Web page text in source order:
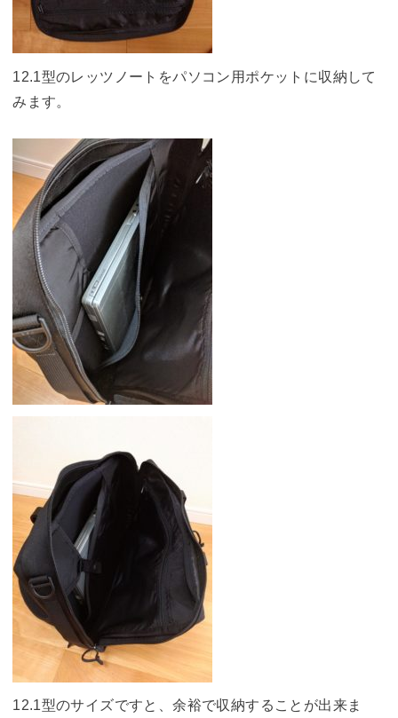
12.1型のレッツノートをパソコン用ポケットに収納して
みます。
12.1型のサイズですと、余裕で収納することが出来ま